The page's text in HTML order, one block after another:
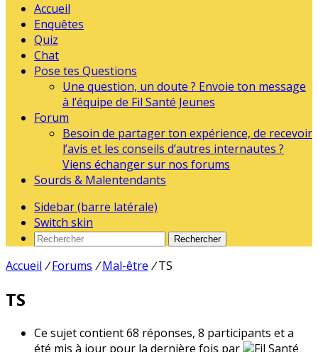
Accueil
Enquêtes
Quiz
Chat
Pose tes Questions
Une question, un doute ? Envoie ton message
à l’équipe de Fil Santé Jeunes
Forum
Besoin de partager ton expérience, de recevoir
l’avis et les conseils d’autres internautes ?
Viens échanger sur nos forums
Sourds & Malentendants
Sidebar (barre latérale)
Switch skin
Rechercher
Accueil / Forums / Mal-être / TS
TS
Ce sujet contient 68 réponses, 8 participants et a
été mis à jour pour la dernière fois par
Fil Santé